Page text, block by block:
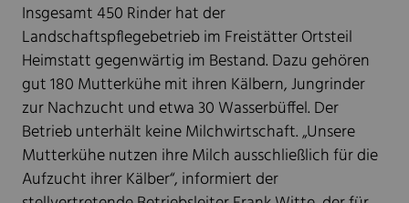
Insgesamt 450 Rinder hat der
Landschaftspflegebetrieb im Freistätter Ortsteil
Heimstatt gegenwärtig im Bestand. Dazu gehören
gut 180 Mutterkühe mit ihren Kälbern, Jungrinder
zur Nachzucht und etwa 30 Wasserbüffel. Der
Betrieb unterhält keine Milchwirtschaft. „Unsere
Mutterkühe nutzen ihre Milch ausschließlich für die
Aufzucht ihrer Kälber“, informiert der